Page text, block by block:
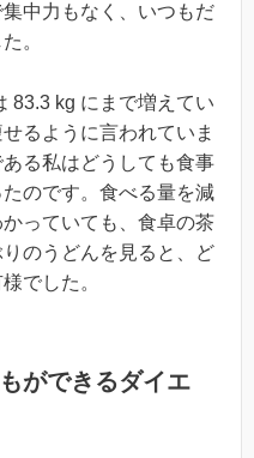
中力もなく、いつもだ
。
83.3 kg にまで増えてい
るように言われていま
る私はどうしても食事
のです。食べる量を減
っていても、食卓の茶
のうどんを見ると、ど
でした。
ができるダイエ